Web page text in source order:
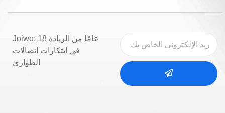
Joiwo: 18 عامًا من الريادة
في ابتكارات اتصالات